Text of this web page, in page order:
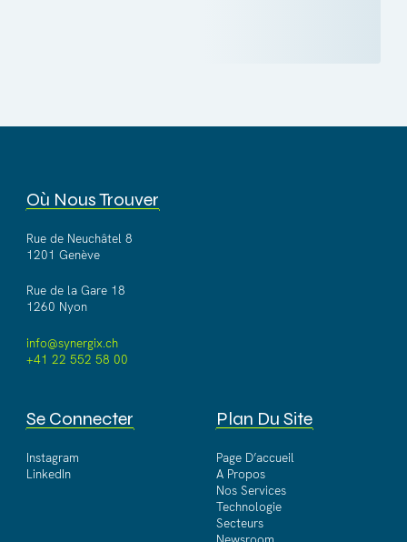
Où Nous Trouver
Rue de Neuchâtel 8
1201 Genève
Rue de la Gare 18
1260 Nyon
info@synergix.ch
+41 22 552 58 00
Se Connecter
Instagram
LinkedIn
Plan Du Site
Page D’accueil
A Propos
Nos Services
Technologie
Secteurs